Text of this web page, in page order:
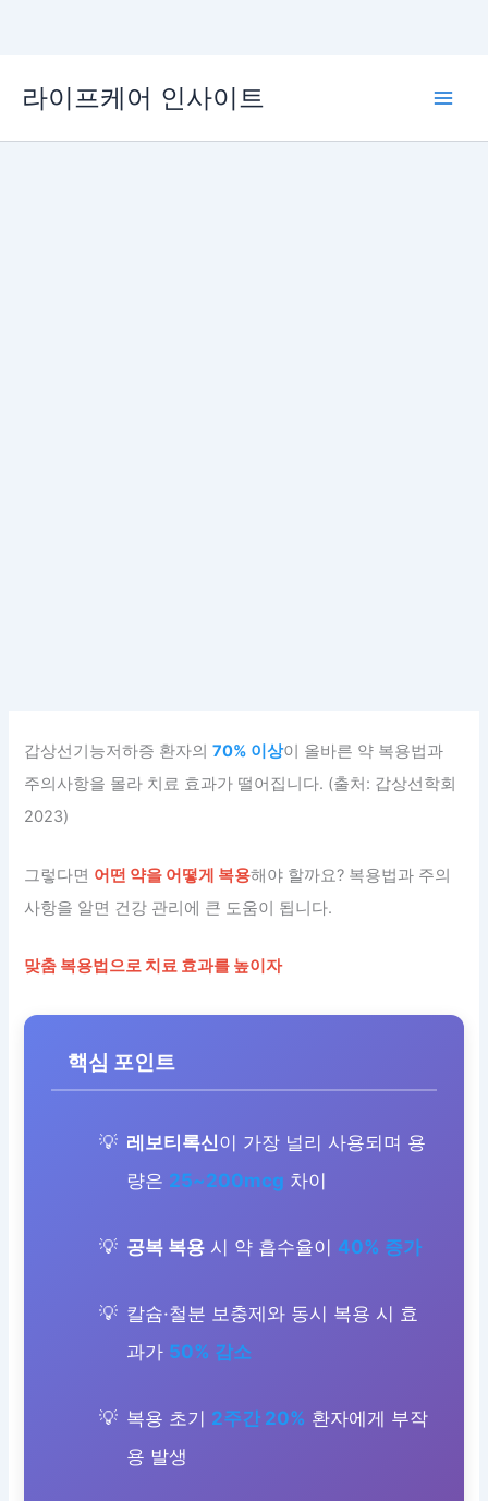
로
라이프케어 인사이트
갑상선기능저하증 환자의70% 이상이 올바른 약 복용법과
주의사항을 몰라 치료 효과가 떨어집니다. (출처: 갑상선학회
2023)
그렇다면 어떤 약을 어떻게 복용해야 할까요? 복용법과 주의
사항을 알면 건강 관리에 큰 도움이 됩니다.
맞춤 복용법으로 치료 효과를 높이자
핵심 포인트
레보티록신이 가장 널리 사용되며 용
량은 25~200mcg 차이
공복 복용 시 약 흡수율이 40% 증가
칼슘·철분 보충제와 동시 복용 시 효
과가 50% 감소
복용 초기 2주간 20% 환자에게 부작
용 발생